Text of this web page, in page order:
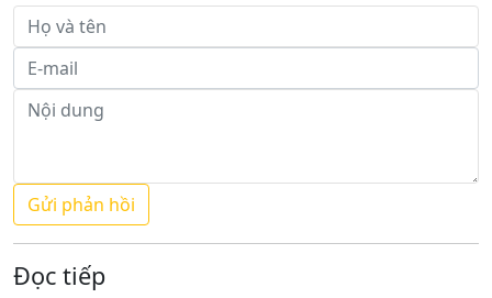
Đọc tiếp